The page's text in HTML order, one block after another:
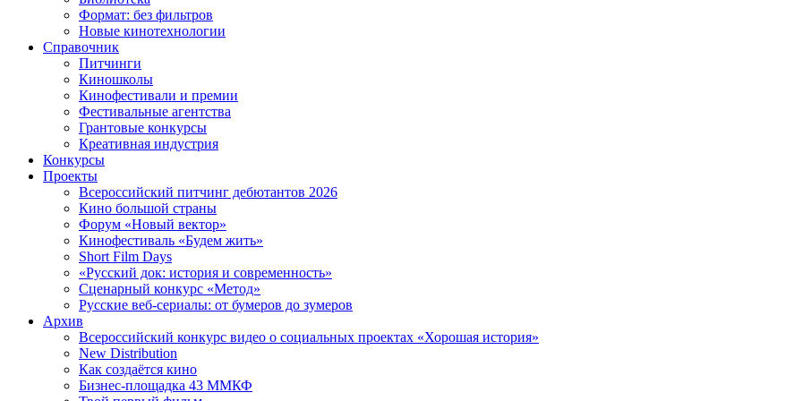
Формат: без фильтров
Новые кинотехнологии
Справочник
Питчинги
Киношколы
Кинофестивали и премии
Фестивальные агентства
Грантовые конкурсы
Креативная индустрия
Конкурсы
Проекты
Всероссийский питчинг дебютантов 2026
Кино большой страны
Форум «Новый вектор»
Кинофестиваль «Будем жить»
Short Film Days
«Русский док: история и современность»
Сценарный конкурс «Метод»
Русские веб-сериалы: от бумеров до зумеров
Архив
Всероссийский конкурс видео о социальных проектах «Хорошая история»
New Distribution
Как создаётся кино
Бизнес-площадка 43 ММКФ